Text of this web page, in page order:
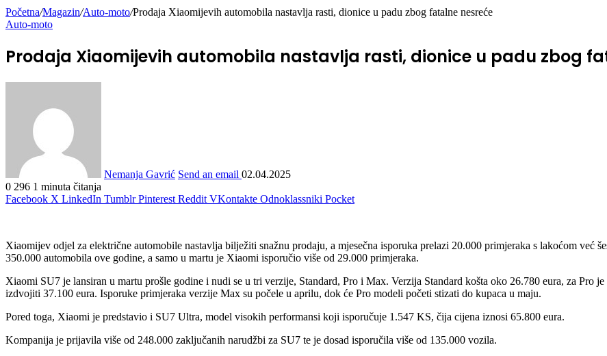
Početna/Magazin/Auto-moto/Prodaja Xiaomijevih automobila nastavlja rasti, dionice u padu zbog fatalne nesreće
Auto-moto
Prodaja Xiaomijevih automobila nastavlja rasti, dionice u padu zbog
Nemanja Gavrić Send an email 02.04.2025
0 296 1 minuta čitanja
Facebook X LinkedIn Tumblr Pinterest Reddit VKontakte Odnoklassniki Pocket
Xiaomijev odjel za električne automobile nastavlja bilježiti snažnu prodaju, a mjesečna isporuka prelazi 20.000 primjeraka s lakoćom već
350.000 automobila ove godine, a samo u martu je Xiaomi isporučio više od 29.000 primjeraka.
Xiaomi SU7 je lansiran u martu prošle godine i nudi se u tri verzije, Standard, Pro i Max. Verzija Standard košta oko 26.780 eura, za Pro
izdvojiti 37.100 eura. Isporuke primjeraka verzije Max su počele u aprilu, dok će Pro modeli početi stizati do kupaca u maju.
Pored toga, Xiaomi je predstavio i SU7 Ultra, model visokih performansi koji isporučuje 1.547 KS, čija cijena iznosi 65.800 eura.
Kompanija je prijavila više od 248.000 zaključanih narudžbi za SU7 te je dosad isporučila više od 135.000 vozila.